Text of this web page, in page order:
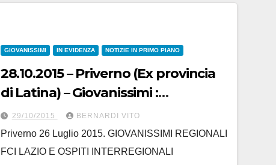
GIOVANISSIMI IN EVIDENZA NOTIZIE IN PRIMO PIANO
28.10.2015 – Priverno (Ex provincia
di Latina) – Giovanissimi :
Fuoristrada – Da Giovanni Maialetti
29/10/2015 BERNARDI VITO
Priverno 26 Luglio 2015. GIOVANISSIMI REGIONALI
FCI LAZIO E OSPITI INTERREGIONALI